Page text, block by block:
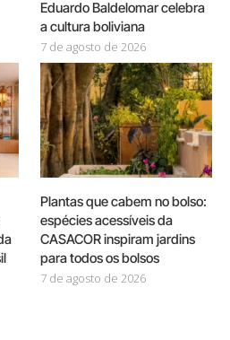
Eduardo Baldelomar celebra
a cultura boliviana
7 de agosto de 2026
Plantas que cabem no bolso:
espécies acessíveis da
CASACOR inspiram jardins
para todos os bolsos
7 de agosto de 2026